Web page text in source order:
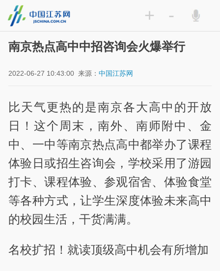
+ -
南京热点高中中招咨询会火爆举行
2022-06-27 10:43:00 来源：中国江苏网
比天气更热的是南京各大高中的开放
日！这个周末，南外、南师附中、金
中、一中等南京热点高中都举办了课程
体验日或招生咨询会，学校采用了游园
打卡、课程体验、参观宿舍、体验食堂
等各种方式，让学生深度体验未来高中
的校园生活，干货满满。
名校扩招！就读顶级高中机会有所增加